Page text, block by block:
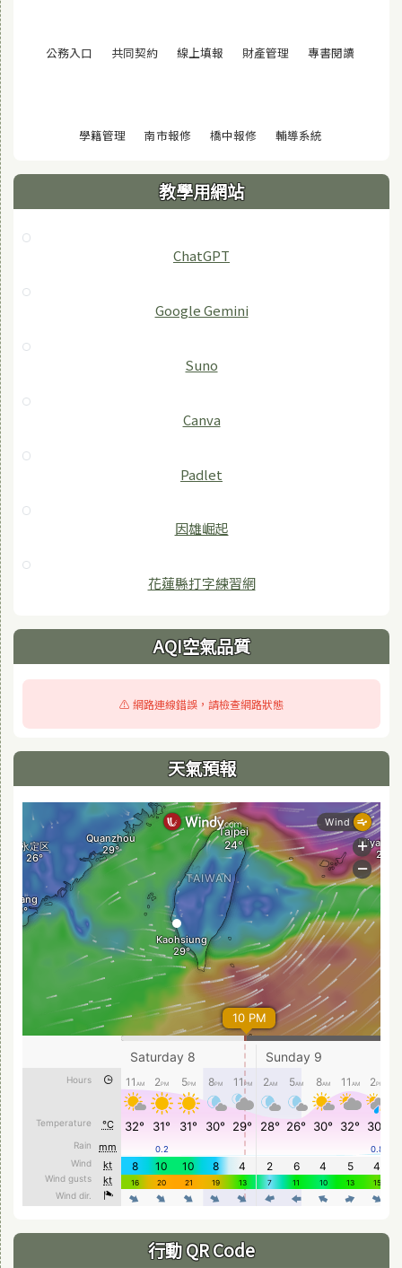
公務入口 (另開視窗)
共同契約(另開視窗)
線上填報 (另開視窗)
財產管理 (另開視窗)
專書閱讀
學籍管理(另開視窗)
南市報修(另開視窗)
橋中報修(另開視窗)
輔導系統(另開視窗)
教學用網站
ChatGPT
‎Google Gemini
Suno
Canva
Padlet
因雄崛起
花蓮縣打字練習網
AQI空氣品質
⚠️ 網路連線錯誤，請檢查網路狀態
天氣預報
行動 QR Code